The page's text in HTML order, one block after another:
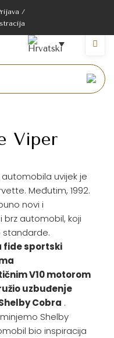
/
Viper
uvijek je
Međutim, 1992.
novi i
automobil, koji
standarde.
fide sportski
V10 motorom
uzbuđenje
Cobra .
Shelby
bio inspiracija